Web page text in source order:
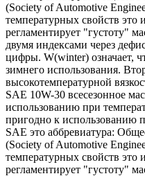
(Society of Automotive
температурных свойств это
регламентирует "густоту"
двумя индексами через
цифры. W(winter) означает,
зимнего использования.
высокотемпературной
SAE 10W-30 всесезонное
использованию при
пригодно к использованию
SAE это аббревиатура:
(Society of Automotive
температурных свойств это
регламентирует "густоту"